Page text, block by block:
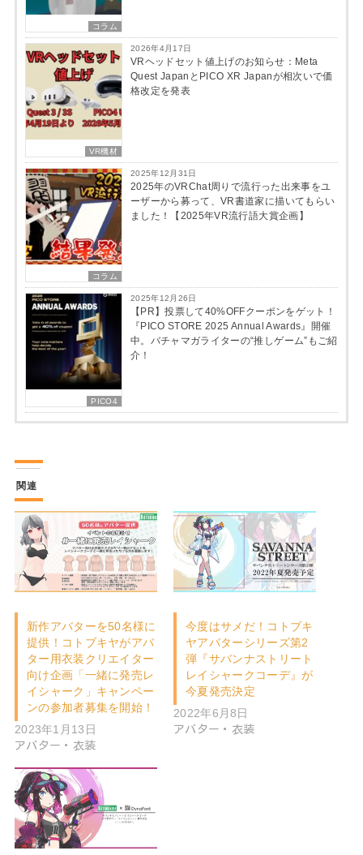
コラム
VR機材
2026年4月17日
VRヘッドセット値上げのお知らせ：Meta
Quest JapanとPICO XR Japanが相次いで価
格改定を発表
コラム
2025年12月31日
2025年のVRChat周りで流行った出来事をユ
ーザーから募って、VR書道家に描いてもらい
ました！【2025年VR流行語大賞企画】
PICO4
2025年12月26日
【PR】投票して40%OFFクーポンをゲット！
『PICO STORE 2025 Annual Awards』開催
中。バチャマガライターの“推しゲーム”もご紹
介！
関連
新作アバターを50名様に
提供！コトブキヤがアバ
ター⽤⾐装クリエイター
向け企画「⼀緒に発売レ
イシャーク」キャンペー
ンの参加者募集を開始！
2023年1月13日
アバター・衣装
今度はサメだ！コトブキ
ヤアバターシリーズ第2
弾『サバンナストリート
レイシャークコーデ』が
今夏発売決定
2022年6月8日
アバター・衣装